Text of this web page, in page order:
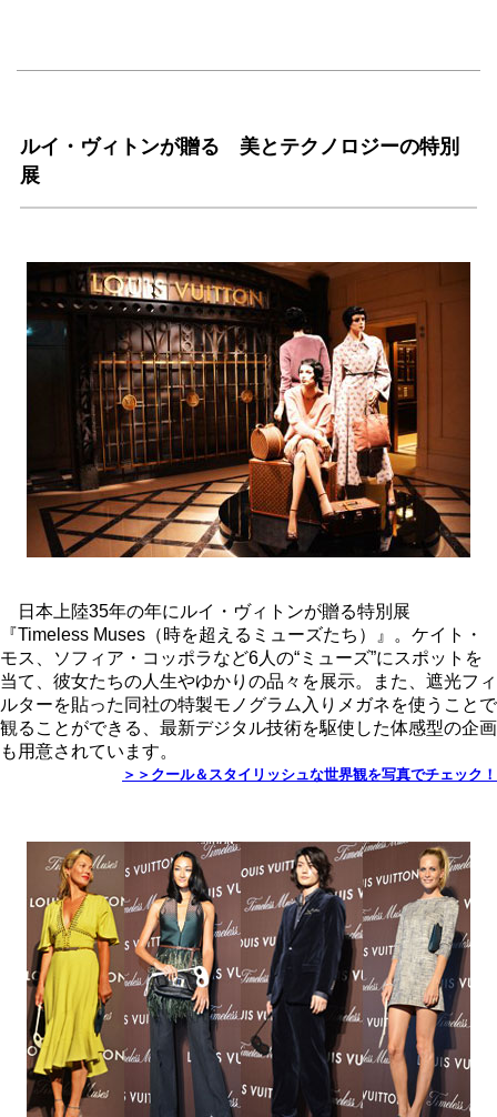
ルイ・ヴィトンが贈る 美とテクノロジーの特別
展
日本上陸35年の年にルイ・ヴィトンが贈る特別展
『Timeless Muses（時を超えるミューズたち）』。ケイト・
モス、ソフィア・コッポラなど6人の“ミューズ”にスポットを
当て、彼女たちの人生やゆかりの品々を展示。また、遮光フィ
ルターを貼った同社の特製モノグラム入りメガネを使うことで
観ることができる、最新デジタル技術を駆使した体感型の企画
も用意されています。
＞＞クール＆スタイリッシュな世界観を写真でチェック！